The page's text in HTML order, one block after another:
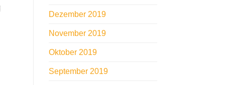
Dezember 2019
November 2019
Oktober 2019
September 2019